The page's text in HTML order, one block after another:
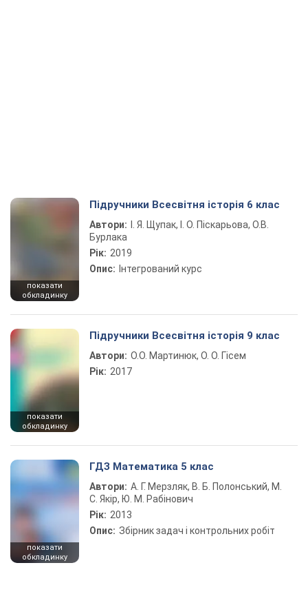
показати
обкладинку
Підручники Всесвітня історія 6 клас
Автори:
І. Я. Щупак, І. О. Піскарьова, О.В.
Бурлака
Рік: 2019
Опис: Інтегрований курс
показати
обкладинку
Підручники Всесвітня історія 9 клас
Автори: О.О. Мартинюк, О. О. Гісем
Рік: 2017
показати
обкладинку
ГДЗ Математика 5 клас
Автори: А. Г. Мерзляк, В. Б. Полонський, М.
С. Якір, Ю. М. Рабінович
Рік: 2013
Опис: Збірник задач і контрольних робіт